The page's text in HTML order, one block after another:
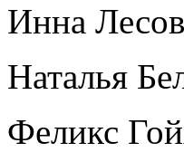
Инна
Наталья
Феликс